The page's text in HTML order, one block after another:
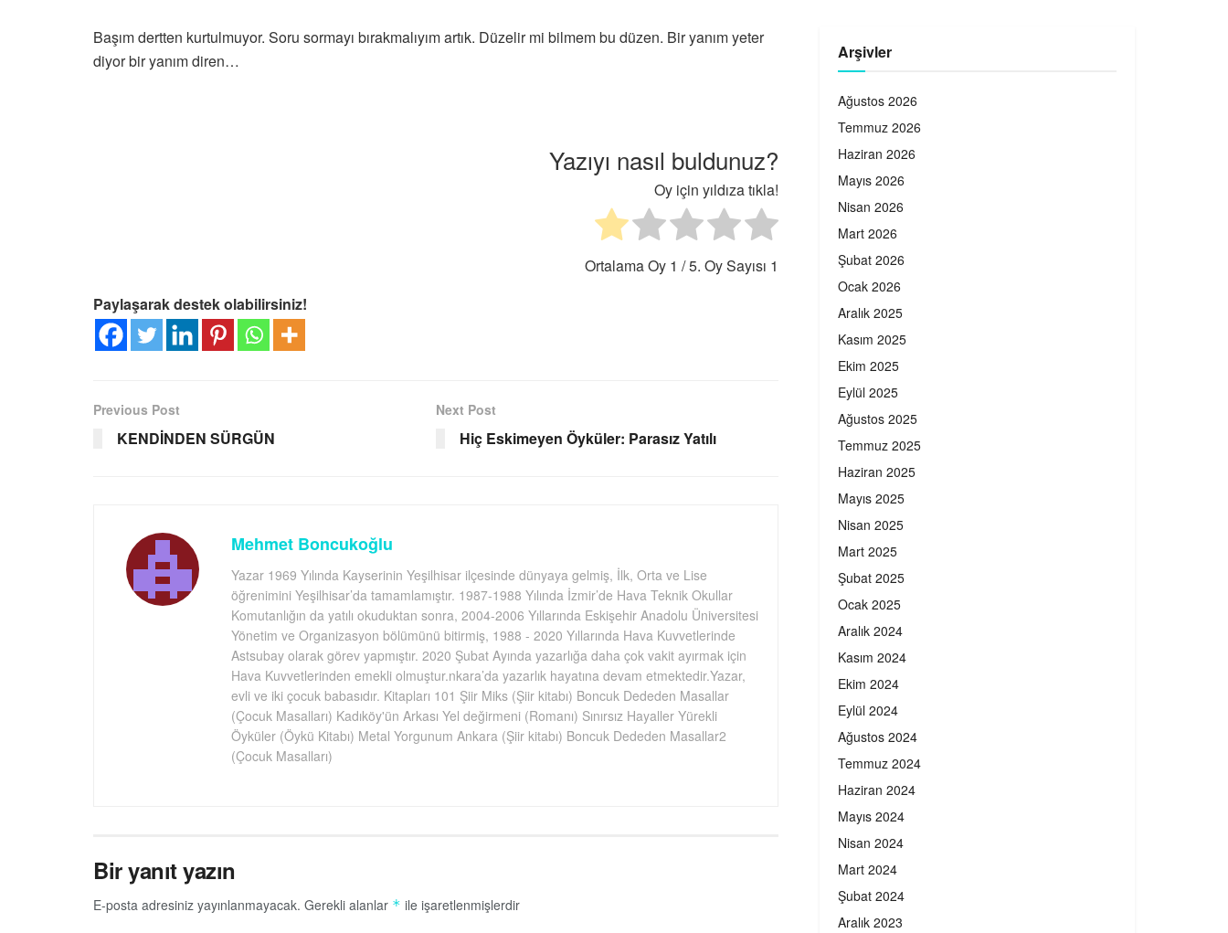
Başım dertten kurtulmuyor. Soru sormayı bırakmalıyım artık. Düzelir mi bilmem bu düzen. Bir yanım yeter
diyor bir yanım diren…
Yazıyı nasıl buldunuz?
Oy için yıldıza tıkla!
Ortalama Oy 1 / 5. Oy Sayısı 1
Paylaşarak destek olabilirsiniz!
Previous Post
KENDİNDEN SÜRGÜN
Next Post
Hiç Eskimeyen Öyküler: Parasız Yatılı
Mehmet Boncukoğlu
Yazar 1969 Yılında Kayserinin Yeşilhisar ilçesinde dünyaya gelmiş, İlk, Orta ve Lise
öğrenimini Yeşilhisar’da tamamlamıştır. 1987-1988 Yılında İzmir’de Hava Teknik Okullar
Komutanlığın da yatılı okuduktan sonra, 2004-2006 Yıllarında Eskişehir Anadolu Üniversitesi
Yönetim ve Organizasyon bölümünü bitirmiş, 1988 - 2020 Yıllarında Hava Kuvvetlerinde
Astsubay olarak görev yapmıştır. 2020 Şubat Ayında yazarlığa daha çok vakit ayırmak için
Hava Kuvvetlerinden emekli olmuştur.nkara’da yazarlık hayatına devam etmektedir.Yazar,
evli ve iki çocuk babasıdır. Kitapları 101 Şiir Miks (Şiir kitabı) Boncuk Dededen Masallar
(Çocuk Masalları) Kadıköy'ün Arkası Yel değirmeni (Romanı) Sınırsız Hayaller Yürekli
Öyküler (Öykü Kitabı) Metal Yorgunum Ankara (Şiir kitabı) Boncuk Dededen Masallar2
(Çocuk Masalları)
Bir yanıt yazın
E-posta adresiniz yayınlanmayacak. Gerekli alanlar * ile işaretlenmişlerdir
Arşivler
Ağustos 2026
Temmuz 2026
Haziran 2026
Mayıs 2026
Nisan 2026
Mart 2026
Şubat 2026
Ocak 2026
Aralık 2025
Kasım 2025
Ekim 2025
Eylül 2025
Ağustos 2025
Temmuz 2025
Haziran 2025
Mayıs 2025
Nisan 2025
Mart 2025
Şubat 2025
Ocak 2025
Aralık 2024
Kasım 2024
Ekim 2024
Eylül 2024
Ağustos 2024
Temmuz 2024
Haziran 2024
Mayıs 2024
Nisan 2024
Mart 2024
Şubat 2024
Aralık 2023